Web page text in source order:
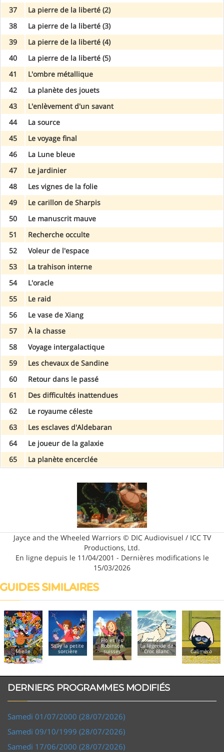
37
La pierre de la liberté (2)
38
La pierre de la liberté (3)
39
La pierre de la liberté (4)
40
La pierre de la liberté (5)
41
L'ombre métallique
42
La planète des jouets
43
L'enlèvement d'un savant
44
La source
45
Le voyage final
46
La Lune bleue
47
Le jardinier
48
Les vignes de la folie
49
Le carillon de Sharpis
50
Le manuscrit mauve
51
Recherche occulte
52
Voleur de l'espace
53
La trahison interne
54
L'oracle
55
Le raid
56
Le vase de Xiang
57
À la chasse
58
Voyage intergalactique
59
Les chevaux de Sandine
60
Retour dans le passé
61
Des difficultés inattendues
62
Le royaume céleste
63
Les esclaves d'Aldebaran
64
Le joueur de la galaxie
65
La planète encerclée
Jayce and the Wheeled Warriors © DIC Audiovisuel / ICC TV
Productions, Ltd.
En ligne depuis le 11/04/2001 - Dernières modifications le
15/03/2026
GUIDES SIMILAIRES
Sally la petite
sorcière
Flo et les
Robinson
suisses
La légende de
Croc Blanc Caliméro
DERNIERS PROGRAMMES MODIFIÉS
Samedi 01/07/2000 (28/07/2026)
Samedi 09/10/1999 (28/07/2026)
Samedi 17/06/2000 (28/07/2026)